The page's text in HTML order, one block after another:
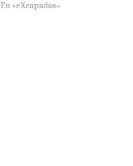
En «eXcapadas»